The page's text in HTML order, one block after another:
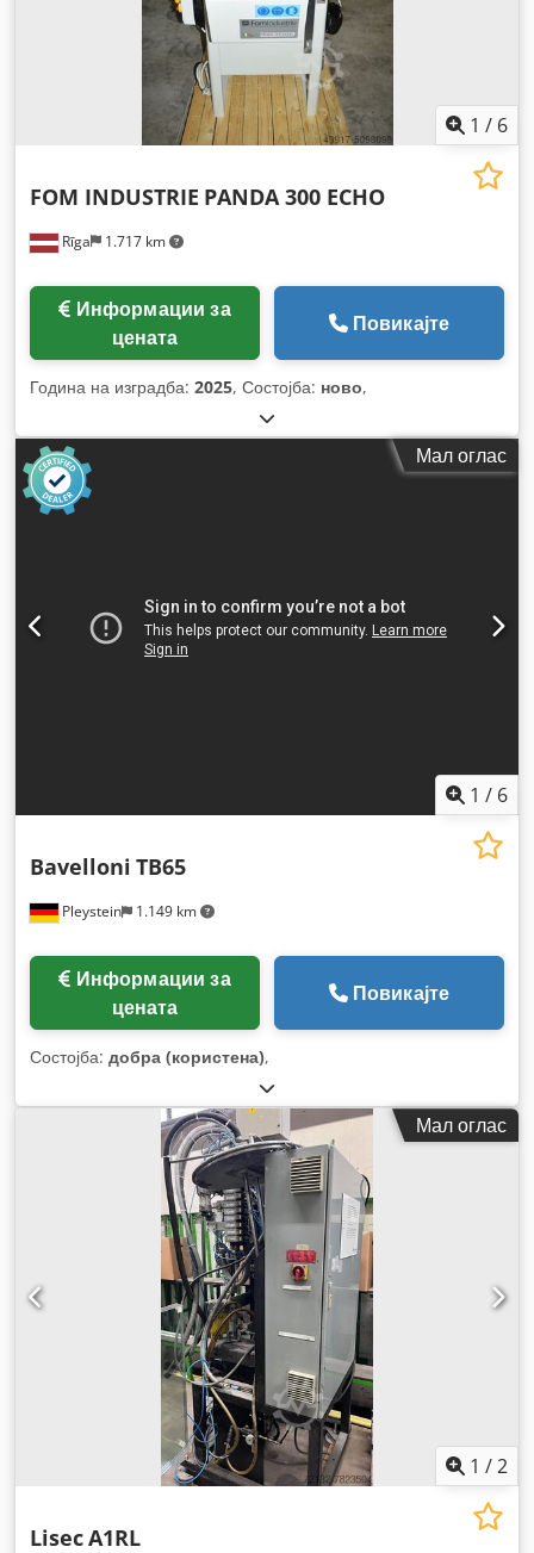
1 / 6
Rīga 1.717 km
FOM INDUSTRIE PANDA 300 ECHO
цената
Повикајте
Година на изградба: 2025, Состојба: ново,
Мал оглас
1 / 6
Pleystein 1.149 km
Bavelloni TB65
цената
Повикајте
Состојба: добра (користена),
Мал оглас
1 /2
LisecA1RL